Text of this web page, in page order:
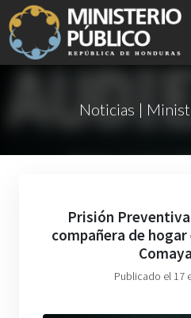
Noticias |
Prisión
compañera de
Publicado el 17